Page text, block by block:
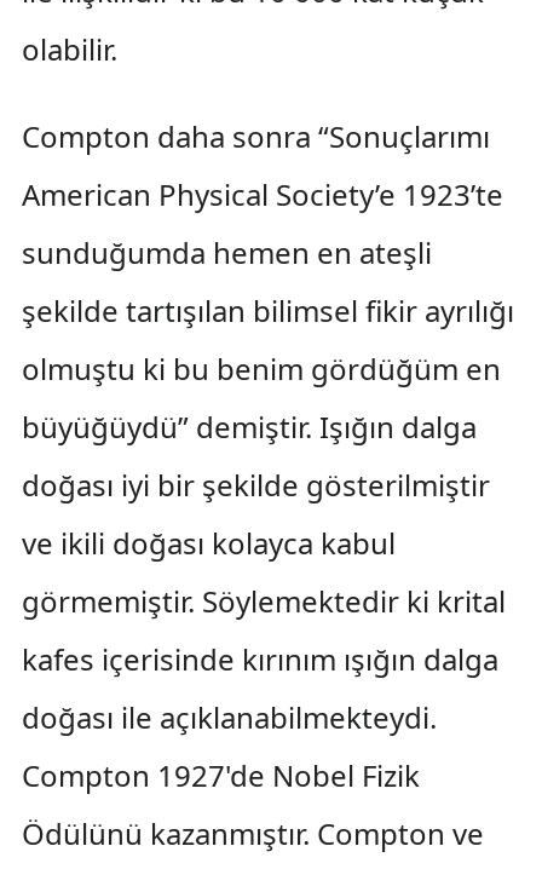
olabilir.
Compton daha sonra “Sonuçlarımı
American Physical Society’e 1923’te
sunduğumda hemen en ateşli
şekilde tartışılan bilimsel fikir ayrılığı
olmuştu ki bu benim gördüğüm en
büyüğüydü” demiştir. Işığın dalga
doğası iyi bir şekilde gösterilmiştir
ve ikili doğası kolayca kabul
görmemiştir. Söylemektedir ki krital
kafes içerisinde kırınım ışığın dalga
doğası ile açıklanabilmekteydi.
Compton 1927'de Nobel Fizik
Ödülünü kazanmıştır. Compton ve